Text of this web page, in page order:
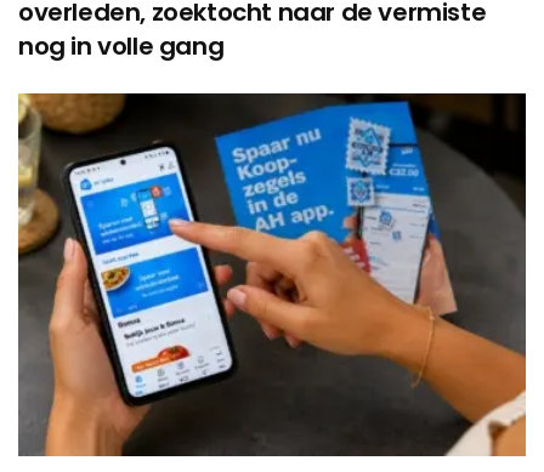
overleden, zoektocht naar de vermiste
nog in volle gang